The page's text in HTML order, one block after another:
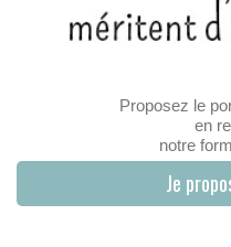
Proposez le
en
notre
Je